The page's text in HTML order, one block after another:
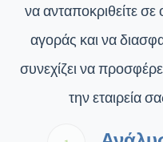
να ανταποκριθείτε
αγοράς και να
συνεχίζει να
την εταιρεία